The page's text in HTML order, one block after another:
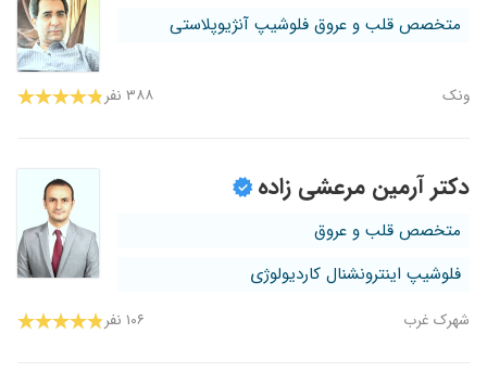
متخصص قلب و عروق فلوشیپ آنژیوپلاستی
ونک ۳۸۸ نفر
دکتر آرمین مرعشی زاده
متخصص قلب و عروق
فلوشیپ اینترونشنال کاردیولوژی
شهرک غرب ۱۰۶ نفر